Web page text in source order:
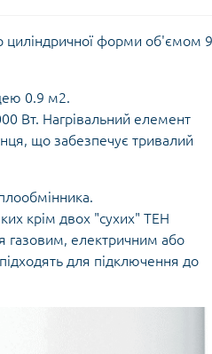
циліндричної форми об'ємом
0.9 м2.
Вт. Нагрівальний елемент
що забезпечує тривалий
крім двох "сухих" ТЕН
газовим, електричним або
для підключення до